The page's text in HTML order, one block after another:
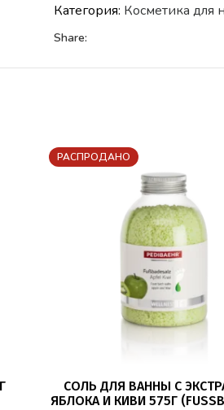
Категория: Косметика для
Share:
РАСПРОДАНО
ПОДРОБНЕЕ
СОЛЬ ДЛЯ ВАННЫ С
ЯБЛОКА И КИВИ 575Г